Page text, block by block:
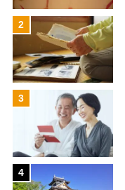
2
3
4